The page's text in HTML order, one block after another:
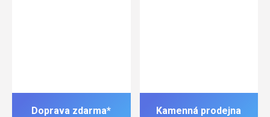
Doprava zdarma* Kamenná prodejna